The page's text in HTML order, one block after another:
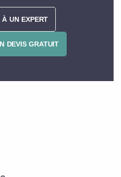
À UN EXPERT
DEVIS GRATUIT